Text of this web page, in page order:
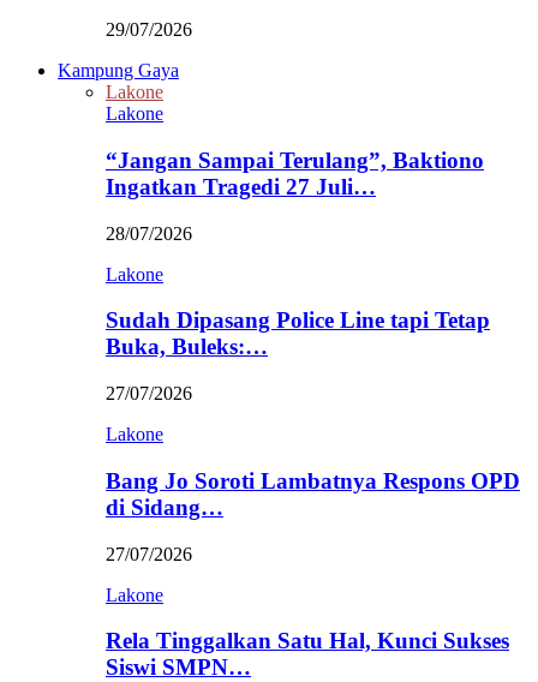
29/07/2026
Kampung Gaya
Lakone
Lakone
“Jangan Sampai Terulang”, Baktiono
Ingatkan Tragedi 27 Juli…
28/07/2026
Lakone
Sudah Dipasang Police Line tapi Tetap
Buka, Buleks:…
27/07/2026
Lakone
Bang Jo Soroti Lambatnya Respons OPD
di Sidang…
27/07/2026
Lakone
Rela Tinggalkan Satu Hal, Kunci Sukses
Siswi SMPN…